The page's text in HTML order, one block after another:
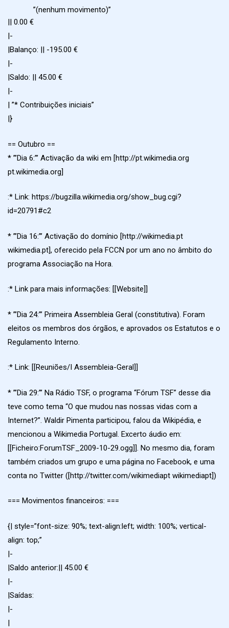
”(nenhum movimento)”
|| 0.00 €
|-
|Balanço: || -195.00 €
|-
|Saldo: || 45.00 €
|-
| ”* Contribuições iniciais”
|}
== Outubro ==
* ”’Dia 6:”’ Activação da wiki em [http://pt.wikimedia.org
pt.wikimedia.org]
:* Link: https://bugzilla.wikimedia.org/show_bug.cgi?
id=20791#c2
* ”’Dia 16:”’ Activação do domínio [http://wikimedia.pt
wikimedia.pt], oferecido pela FCCN por um ano no âmbito do
programa Associação na Hora.
:* Link para mais informações: [[Website]]
* ”’Dia 24:”’ Primeira Assembleia Geral (constitutiva). Foram
eleitos os membros dos órgãos, e aprovados os Estatutos e o
Regulamento Interno.
:* Link: [[Reuniões/I Assembleia-Geral]]
* ”’Dia 29:”’ Na Rádio TSF, o programa “Fórum TSF” desse dia
teve como tema “O que mudou nas nossas vidas com a
Internet?”. Waldir Pimenta participou, falou da Wikipédia, e
mencionou a Wikimedia Portugal. Excerto áudio em:
[[Ficheiro:ForumTSF_2009-10-29.ogg]]. No mesmo dia, foram
também criados um grupo e uma página no Facebook, e uma
conta no Twitter ([http://twitter.com/wikimediapt wikimediapt])
=== Movimentos financeiros: ===
{| style=”font-size: 90%; text-align:left; width: 100%; vertical-
align: top;”
|-
|Saldo anterior:|| 45.00 €
|-
|Saídas:
|-
|